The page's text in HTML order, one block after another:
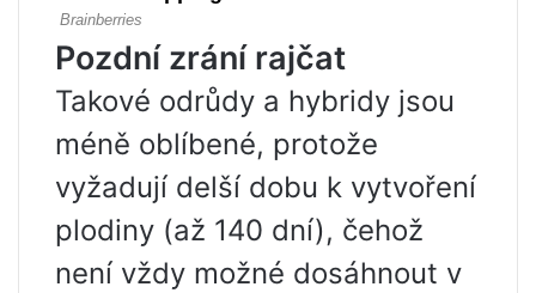
Pozdní zrání rajčat
Takové odrůdy a hybridy jsou
méně oblíbené, protože
vyžadují delší dobu k vytvoření
plodiny (až 140 dní), čehož
není vždy možné dosáhnout v